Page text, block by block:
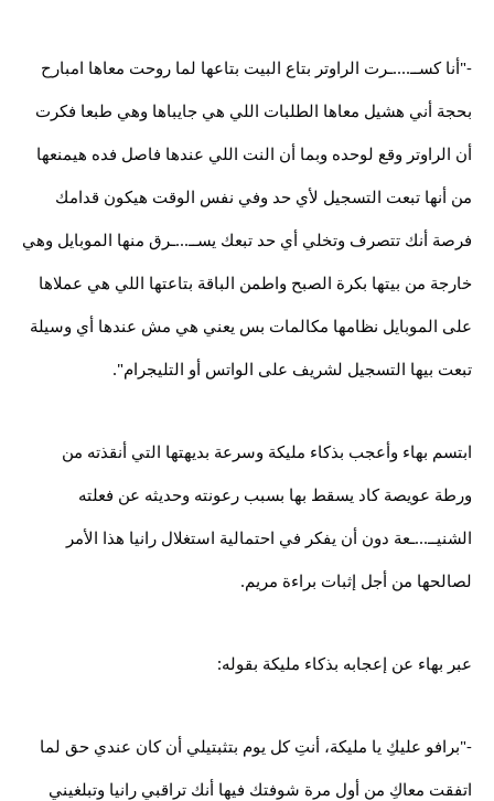
-"أنا كســ....ـرت الراوتر بتاع البيت بتاعها لما روحت معاها امبارح
بحجة أني هشيل معاها الطلبات اللي هي جايباها وهي طبعا فكرت
أن الراوتر وقع لوحده وبما أن النت اللي عندها فاصل فده هيمنعها
من أنها تبعت التسجيل لأي حد وفي نفس الوقت هيكون قدامك
فرصة أنك تتصرف وتخلي أي حد تبعك يســ...ـرق منها الموبايل وهي
خارجة من بيتها بكرة الصبح واطمن الباقة بتاعتها اللي هي عملاها
على الموبايل نظامها مكالمات بس يعني هي مش عندها أي وسيلة
تبعت بيها التسجيل لشريف على الواتس أو التليجرام".
ابتسم بهاء وأعجب بذكاء مليكة وسرعة بديهتها التي أنقذته من
ورطة عويصة كاد يسقط بها بسبب رعونته وحديثه عن فعلته
الشنيــ...ـعة دون أن يفكر في احتمالية استغلال رانيا هذا الأمر
لصالحها من أجل إثبات براءة مريم.
عبر بهاء عن إعجابه بذكاء مليكة بقوله:
-"برافو عليكِ يا مليكة، أنتِ كل يوم بتثبتيلي أن كان عندي حق لما
اتفقت معاكِ من أول مرة شوفتك فيها أنك تراقبي رانيا وتبلغيني